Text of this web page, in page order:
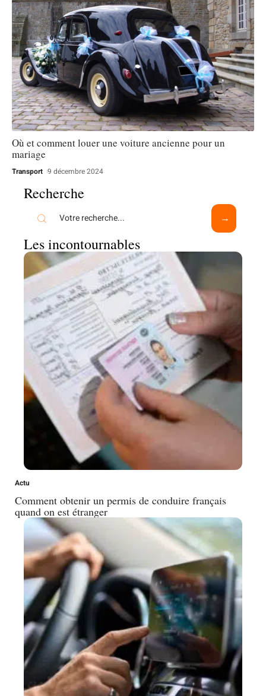
Où et comment louer une voiture ancienne pour un
mariage
Transport 9 décembre 2024
Recherche
Les incontournables
Actu
Comment obtenir un permis de conduire français
quand on est étranger